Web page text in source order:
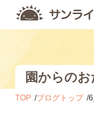
園からのお
TOP ブログトップ